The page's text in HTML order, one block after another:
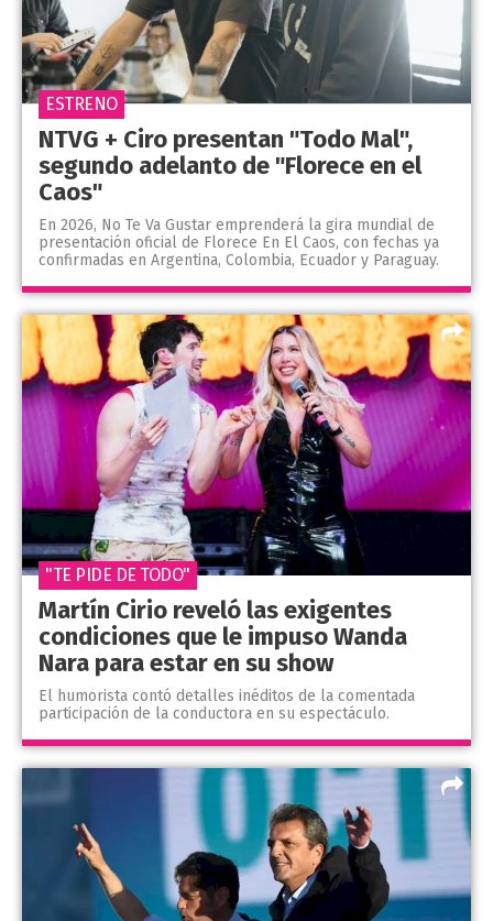
NTVG + Ciro presentan "Todo Mal",
segundo adelanto de "Florece en el
Caos"
En 2026, No Te Va Gustar emprenderá la gira mundial de
presentación oficial de Florece En El Caos, con fechas ya
confirmadas en Argentina, Colombia, Ecuador y Paraguay.
ESTRENO
Martín Cirio reveló las exigentes
condiciones que le impuso Wanda
Nara para estar en su show
El humorista contó detalles inéditos de la comentada
participación de la conductora en su espectáculo.
"TE PIDE DE TODO"